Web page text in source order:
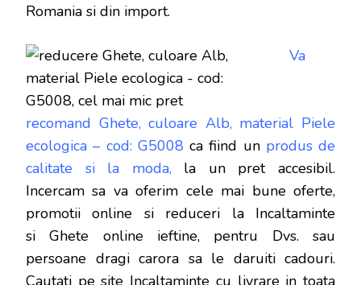
Romania si din import.
Va
recomand Ghete, culoare Alb, material Piele
ecologica – cod: G5008 ca fiind un produs de
calitate si la moda,la un pret accesibil.
Incercam sa va oferim cele mai bune oferte,
promotii online si reduceri la Incaltaminte
si Ghete online ieftine, pentru Dvs. sau
persoane dragi carora sa le daruiti cadouri.
Cautati pe site Incaltaminte cu livrare in toata